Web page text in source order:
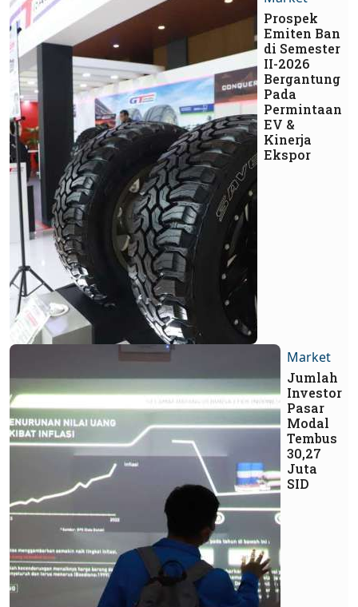
Prospek
Emiten Ban
di Semester
II-2026
Bergantung
Pada
Permintaan
EV &
Kinerja
Ekspor
Market
Jumlah
Investor
Pasar
Modal
Tembus
30,27
Juta
SID